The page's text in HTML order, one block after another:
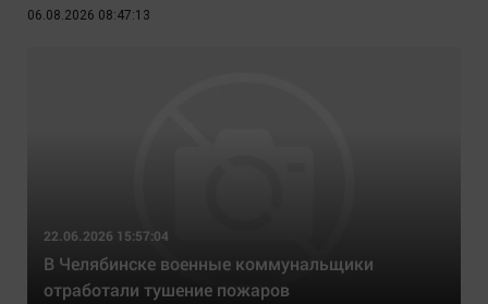
06.08.2026 08:47:13
22.06.2026 15:57:04
В Челябинске военные коммунальщики
отработали тушение пожаров